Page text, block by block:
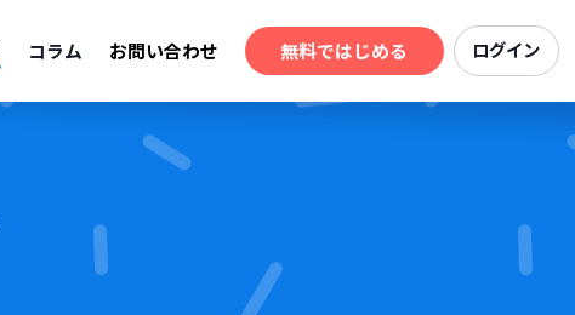
コラム お問い合わせ 無料ではじめる ログイン